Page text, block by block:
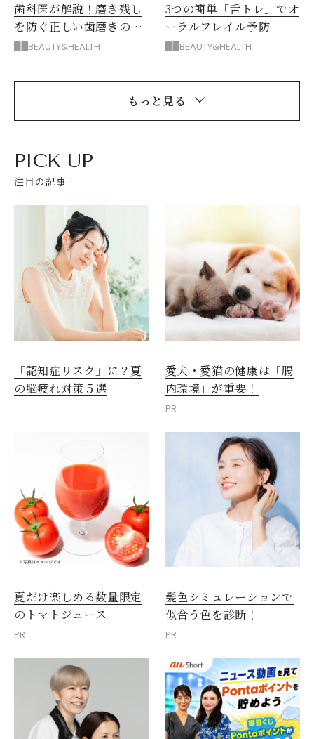
歯科医が解説！磨き残し
を防ぐ正しい歯磨きの仕
方 BEAUTY&HEALTH
3つの簡単「舌トレ」でオ
ーラルフレイル予防
BEAUTY&HEALTH
もっと見る
PICK UP
注目の記事
「認知症リスク」に？夏
の脳疲れ対策５選
愛犬・愛猫の健康は「腸
内環境」が重要！
PR
夏だけ楽しめる数量限定
のトマトジュース
PR
髪色シミュレーションで
似合う色を診断！
PR
閉じる